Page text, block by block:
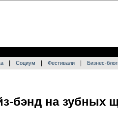
Социум Фестивали Бизнес-
бэнд на зубных